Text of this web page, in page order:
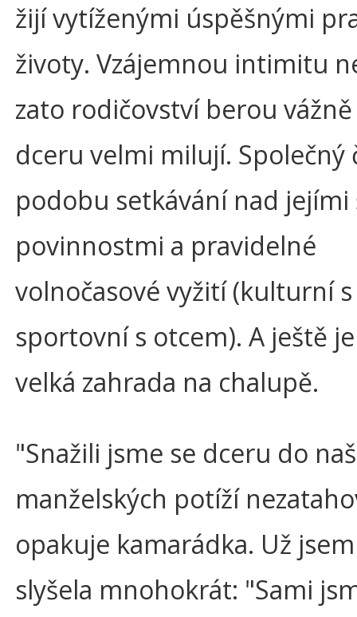
žijí vytíženými úspěšnými
životy. Vzájemnou intimitu
zato rodičovství berou
dceru velmi milují. Společný
podobu setkávání nad
povinnostmi a pravidelné
volnočasové vyžití (kulturní
sportovní s otcem). A ještě
velká zahrada na chalupě.
"Snažili jsme se dceru do
manželských potíží
opakuje kamarádka. Už
slyšela mnohokrát: "Sami